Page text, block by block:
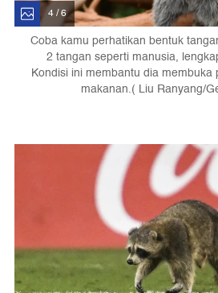
4 / 6
Coba kamu perhatikan bentuk
2 tangan seperti manusia,
Kondisi ini membantu dia
makanan.( Liu Ranyang/